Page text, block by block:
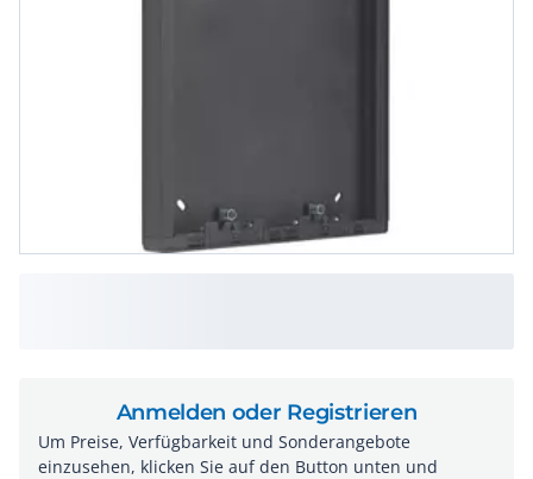
Anmelden oder Registrieren
Um Preise, Verfügbarkeit und Sonderangebote
einzusehen, klicken Sie auf den Button unten und